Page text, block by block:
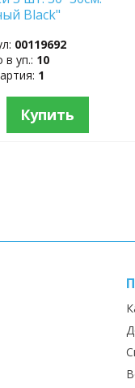
Black"
00119692
в уп.: 10
1
Купить